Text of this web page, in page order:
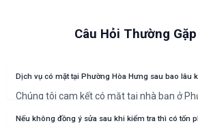
Câu Hỏi Thường Gặp
Dịch vụ có mặt tại Phường Hòa Hưng sau bao lâu
Chúng tôi cam kết có mặt tại nhà bạn ở
Nếu không đồng ý sửa sau khi kiểm tra thì có tốn